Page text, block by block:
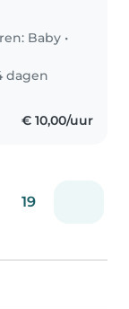
met
Baby •
dagen
€ 10,00/uur
19